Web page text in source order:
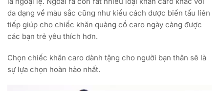
đa dạng về màu sắc cũng như kiểu cách được biến tấu liên
tiếp giúp cho chiếc khăn quàng cổ caro ngày càng được
các bạn trẻ yêu thích hơn.
Chọn chiếc khăn caro dành tặng cho người bạn thân sẽ là
sự lựa chọn hoàn hảo nhất.